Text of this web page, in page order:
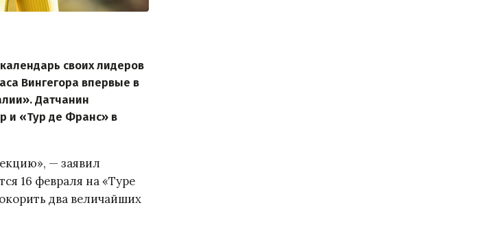
своих лидеров
Вингегора впервые в
Датчанин
и «Тур де Франс» в
— заявил
16 февраля на «Туре
два величайших